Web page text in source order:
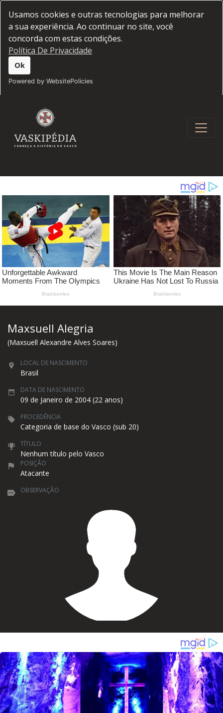
Usamos cookies e outras tecnologias para melhorar
a sua experiência. Ao continuar no site, você
concorda com estas condições.
Política De Privacidade
Ok
Powered by WebsitePolicies
Maxsuell Alegria
(Maxsuell Alexandre Alves Soares)
LOCAL DE NASCIMENTO
Brasil
DATA DE NASCIMENTO
09 de Janeiro de 2004 (22 anos)
PROCEDÊNCIA
Categoria de base do Vasco (sub 20)
TÍTULO
Nenhum título pelo Vasco
POSIÇÃO
Atacante
OBSERVAÇÃO